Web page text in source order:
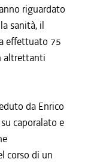
riguardato
sanità, il
effettuato 75
altrettanti
da Enrico
caporalato e
corso di un